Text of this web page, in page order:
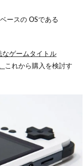
ースの OSである
なゲームタイトル
これから購入を検討す